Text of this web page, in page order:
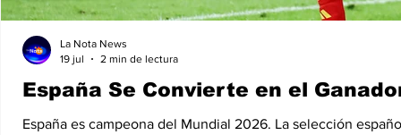
España Se Convierte en el
España es campeona del Mundial 2026. La selección
La Nota News
19 jul
2 min de lectura